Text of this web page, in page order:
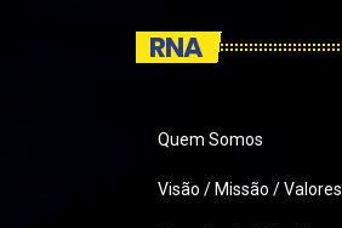
RNA
Quem Somos
Visão / Missão / Valores